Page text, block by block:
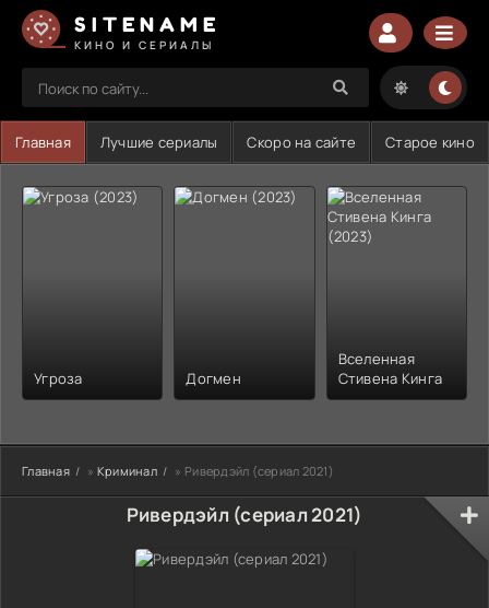
SITENAME
КИНО И СЕРИАЛЫ
Главная Лучшие сериалы Скоро на сайте Старое кино
Угроза Догмен
Вселенная
Стивена Кинга
Главная » Криминал » Ривердэйл (сериал 2021)
Ривердэйл (сериал 2021)